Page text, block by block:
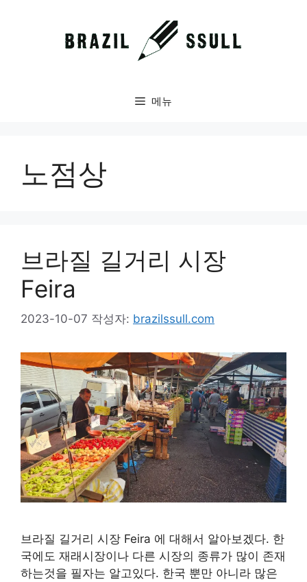
메뉴
노점상
브라질 길거리 시장
Feira
2023-10-07 작성자: brazilssull.com
브라질 길거리 시장 Feira 에 대해서 알아보겠다. 한
국에도 재래시장이나 다른 시장의 종류가 많이 존재
하는것을 필자는 알고있다. 한국 뿐만 아니라 많은